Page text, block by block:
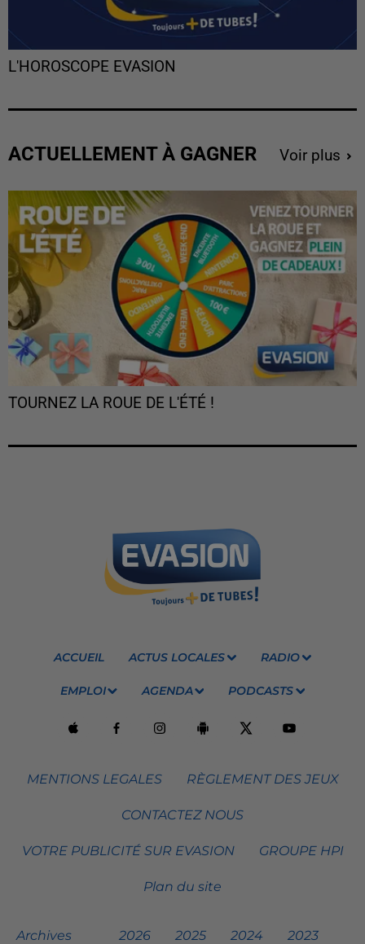
L'HOROSCOPE EVASION
ACTUELLEMENT À GAGNER Voir plus
TOURNEZ LA ROUE DE L'ÉTÉ !
ACCUEIL ACTUS LOCALES RADIO
EMPLOI AGENDA PODCASTS
MENTIONS LEGALES RÈGLEMENT DES JEUX
CONTACTEZ NOUS
VOTRE PUBLICITÉ SUR EVASION GROUPE HPI
Plan du site
Archives 2026 2025 2024 2023